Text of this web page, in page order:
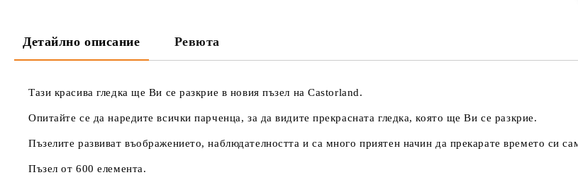
Детайлно описание Ревюта
Тази красива гледка ще Ви се разкрие в новия пъзел на Castorland.
Опитайте се да наредите всички парченца, за да видите прекрасната гледка, която ще Ви се разкрие.
Пъзелите развиват въображението, наблюдателността и са много приятен начин да прекарате времето си
Пъзел от 600 елемента.